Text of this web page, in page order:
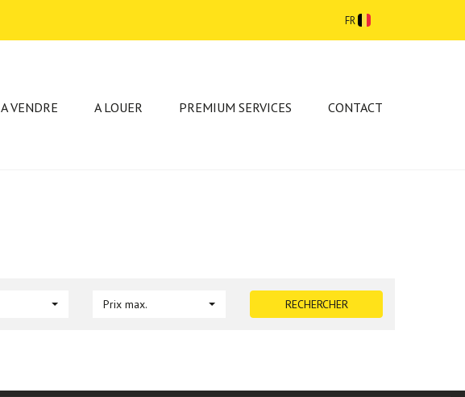
FR
A VENDRE A LOUER PREMIUM SERVICES CONTACT
Prix max. RECHERCHER